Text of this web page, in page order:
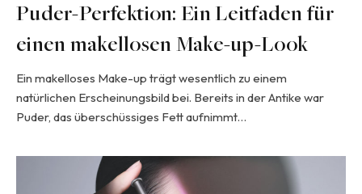
Puder-Perfektion: Ein Leitfaden für
einen makellosen Make-up-Look
Ein makelloses Make-up trägt wesentlich zu einem
natürlichen Erscheinungsbild bei. Bereits in der Antike war
Puder, das überschüssiges Fett aufnimmt…